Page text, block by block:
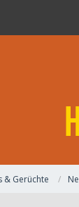
& Gerüchte